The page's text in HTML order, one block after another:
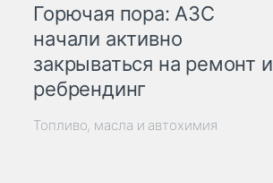
Горючая пора: АЗС
начали активно
закрываться на ремонт и
ребрендинг
Топливо, масла и автохимия